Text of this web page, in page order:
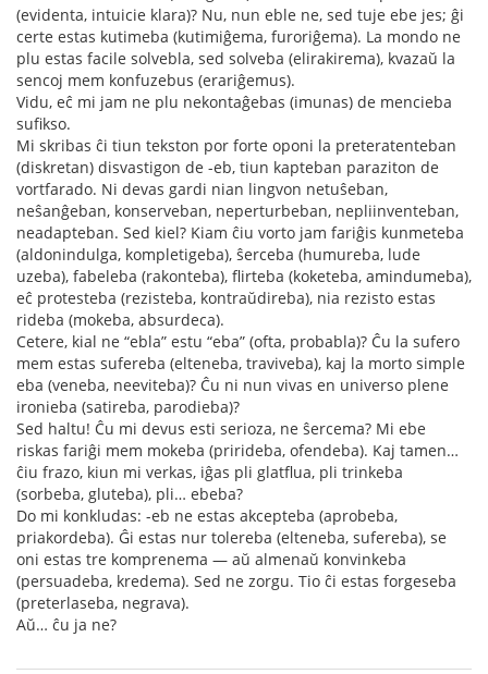
(evidenta, intuicie klara)? Nu, nun eble ne, sed tuje ebe jes; ĝi
certe estas kutimeba (kutimiĝema, furoriĝema). La mondo ne
plu estas facile solvebla, sed solveba (elirakirema), kvazaŭ la
sencoj mem konfuzebus (erariĝemus).
Vidu, eĉ mi jam ne plu nekontaĝebas (imunas) de mencieba
sufikso.
Mi skribas ĉi tiun tekston por forte oponi la preteratenteban
(diskretan) disvastigon de -eb, tiun kapteban paraziton de
vortfarado. Ni devas gardi nian lingvon netuŝeban,
neŝanĝeban, konserveban, neperturbeban, nepliinventeban,
neadapteban. Sed kiel? Kiam ĉiu vorto jam fariĝis kunmeteba
(aldonindulga, kompletigeba), ŝerceba (humureba, lude
uzeba), fabeleba (rakonteba), flirteba (koketeba, amindumeba),
eĉ protesteba (rezisteba, kontraŭdireba), nia rezisto estas
rideba (mokeba, absurdeca).
Cetere, kial ne “ebla” estu “eba” (ofta, probabla)? Ĉu la sufero
mem estas sufereba (elteneba, traviveba), kaj la morto simple
eba (veneba, neeviteba)? Ĉu ni nun vivas en universo plene
ironieba (satireba, parodieba)?
Sed haltu! Ĉu mi devus esti serioza, ne ŝercema? Mi ebe
riskas fariĝi mem mokeba (prirideba, ofendeba). Kaj tamen…
ĉiu frazo, kiun mi verkas, iĝas pli glatflua, pli trinkeba
(sorbeba, gluteba), pli… ebeba?
Do mi konkludas: -eb ne estas akcepteba (aprobeba,
priakordeba). Ĝi estas nur tolereba (elteneba, sufereba), se
oni estas tre komprenema — aŭ almenaŭ konvinkeba
(persuadeba, kredema). Sed ne zorgu. Tio ĉi estas forgeseba
(preterlaseba, negrava).
Aŭ… ĉu ja ne?